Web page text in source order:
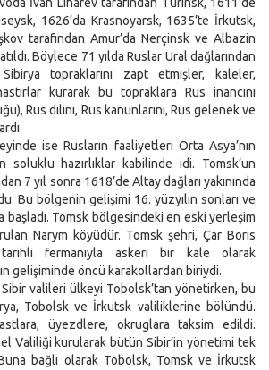
1626’da Krasnoyarsk, 1635’te İrkutsk,
tarafından Amur’da Nerçinsk ve Albazin
Böylece 71 yılda Ruslar Ural dağlarından
topraklarını zapt etmişler, kaleler,
kurarak bu topraklara Rus inancını
Rus dilini, Rus kanunlarını, Rus gelenek ve
ise Rusların faaliyetleri Orta Asya’nın
soluklu hazırlıklar kabilinde idi. Tomsk’un
7 yıl sonra 1618’de Altay dağları yakınında
Bu bölgenin gelişimi 16. yüzyılın sonları ve
başladı. Tomsk bölgesindeki en eski yerleşim
Narym köyüdür. Tomsk şehri, Çar Boris
fermanıyla askeri bir kale olarak
gelişiminde öncü karakollardan biriydi.
valileri ülkeyi Tobolsk’tan yönetirken, bu
Tobolsk ve İrkutsk valiliklerine bölündü.
üyezdlere, okruglara taksim edildi.
Valiliği kurularak bütün Sibir’in yönetimi tek
bağlı olarak Tobolsk, Tomsk ve İrkutsk